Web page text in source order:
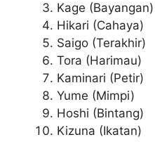
Kage (Bayangan)
Hikari (Cahaya)
Saigo (Terakhir)
Tora (Harimau)
Kaminari (Petir)
Yume (Mimpi)
Hoshi (Bintang)
Kizuna (Ikatan)